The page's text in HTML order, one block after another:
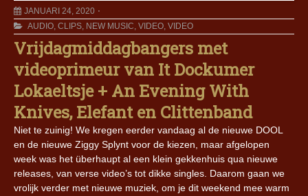
JANUARI 24, 2020
AUDIO, CLIPS, NEW MUSIC, VIDEO, VIDEO
Vrijdagmiddagbangers met
videoprimeur van It Dockumer
Lokaeltsje + An Evening With
Knives, Elefant en Clittenband
Niet te zuinig! We kregen eerder vandaag al de nieuwe DOOL
en de nieuwe Ziggy Splynt voor de kiezen, maar afgelopen
week was het überhaupt al een klein gekkenhuis qua nieuwe
releases, van verse video’s tot dikke singles. Daarom gaan we
vrolijk verder met nieuwe muziek, om je dit weekend mee warm